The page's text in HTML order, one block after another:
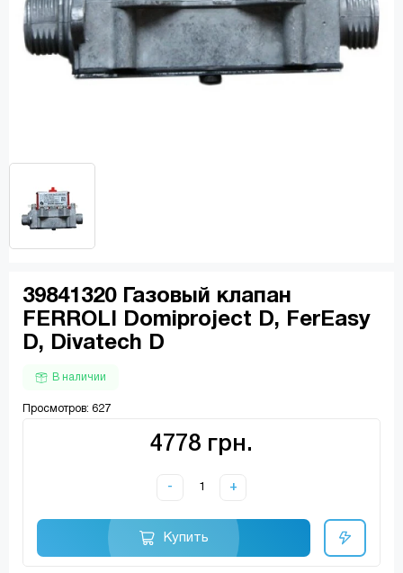
39841320 Газовый клапан
FERROLI Domiproject D, FerEasy
D, Divatech D
В наличии
Просмотров: 627
4778 грн.
- +
Купить